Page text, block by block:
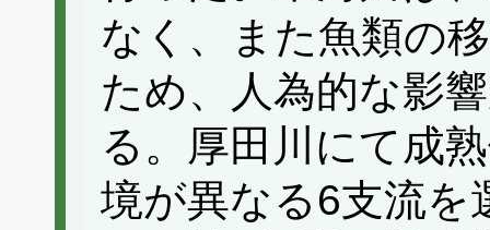
なく、また魚類の
ため、人為的な影
る。厚田川にて成
境が異なる6支流を